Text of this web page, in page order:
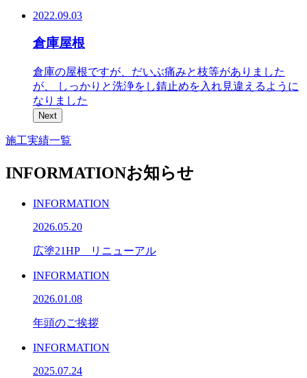
2022.09.03
倉庫屋根
倉庫の屋根ですが、だいぶ痛みと枝等がありました
が、 しっかりと洗浄をし錆止めを入れ見違えるように
なりました
Next
施工実績一覧
INFORMATIONお知らせ
INFORMATION
2026.05.20
広塗21HP リニューアル
INFORMATION
2026.01.08
年頭のご挨拶
INFORMATION
2025.07.24